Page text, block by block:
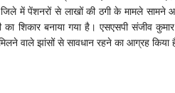
में पेंशनरों से लाखों की ठगी के मामले सामने
का शिकार बनाया गया है। एसएसपी संजीव
मिलने वाले झांसों से सावधान रहने का आग्रह किया